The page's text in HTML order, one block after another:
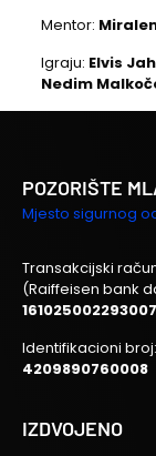
Mentor:
Igraju: Elvis
Nedim
POZORIŠTE
Mjesto sigurnog
Transakcijski
(Raiffeisen bank
Identifikacioni broj:
4209890760008
IZDVOJENO